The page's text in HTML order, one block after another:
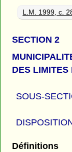
L.M. 1999, c.
SECTION 2
DES LIMITES
SOUS-
Définitions